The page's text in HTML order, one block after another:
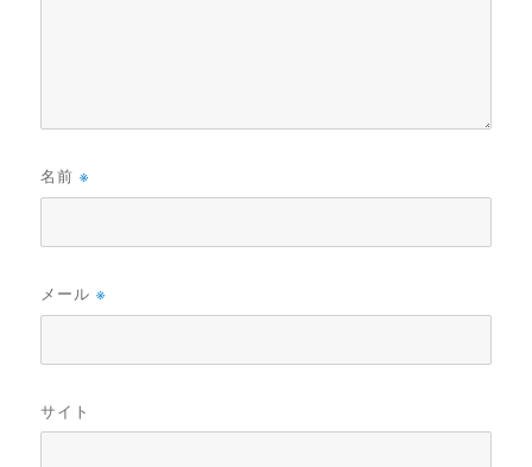
名前※
メール※
サイト